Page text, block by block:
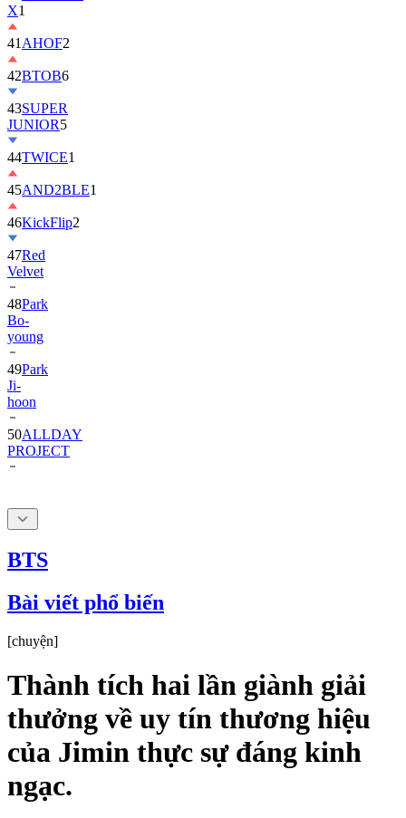
41AHOF
42 BTOB6
43SUPER
JUNIOR
44TWICE
45AND2BLE
46KickFlip2
47Red
Velvet
48Park
Bo-
young
49Park
Ji-
hoon
50ALLDAY
PROJECT
BTS
Bài viết phổ biến
[chuyện]
Thành tích hai lần giành giải
thưởng về uy tín thương hiệu
của Jimin thực sự đáng kinh
ngạc.